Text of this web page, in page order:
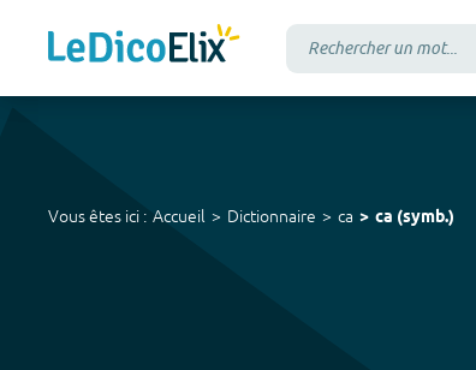
Vous êtes ici : Accueil Dictionnaire ca ca (symb.)